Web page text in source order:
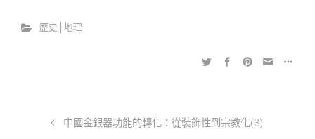
歷史│地理
中國金銀器功能的轉化：從裝飾性到宗教化(3)